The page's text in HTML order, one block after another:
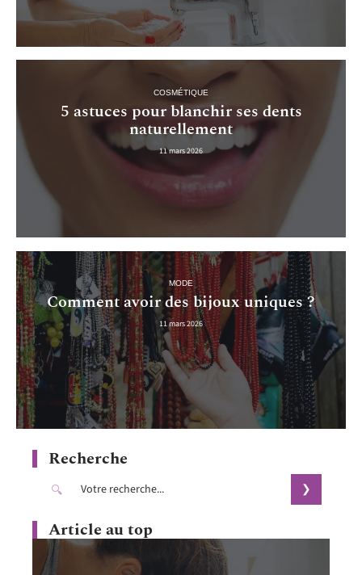
COSMÉTIQUE
5 astuces pour blanchir ses dents
naturellement
11 mars 2026
MODE
Comment avoir des bijoux uniques ?
11 mars 2026
Recherche
Article au top